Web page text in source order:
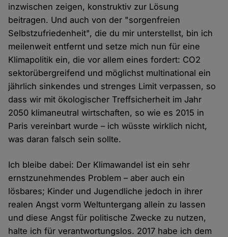
inzwischen zeigen, konstruktiv zur Lösung
beitragen. Und auch von der "sorgenfreien
Selbstzufriedenheit", die du mir unterstellst, bin ich
meilenweit entfernt und setze mich nun für eine
Klimapolitik ein, die vor allem eines fordert: CO2
sektorübergreifend und möglichst multinational ein
jährlich sinkendes und strenges Limit verpassen, so
dass wir mit ökologischer Treffsicherheit im Jahr
2050 klimaneutral wirtschaften, so wie es 2015 in
Paris vereinbart wurde – ich wüsste wirklich nicht,
was daran falsch sein sollte.
Ich bleibe dabei: Der Klimawandel ist ein sehr
ernstzunehmendes Problem – aber auch ein
lösbares; Kinder und Jugendliche jedoch in ihrer
realen Angst vorm Weltuntergang allein zu lassen
und diese Angst für politische Zwecke zu nutzen,
halte ich für verantwortungslos. 2017 habe ich dem